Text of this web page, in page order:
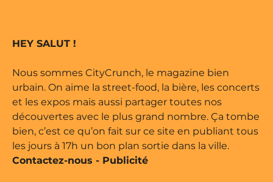
édité par Buena Onda Web •
HEY SALUT !
Nous sommes CityCrunch, le magazine bien
urbain. On aime la street-food, la bière, les concerts
et les expos mais aussi partager toutes nos
découvertes avec le plus grand nombre. Ça tombe
bien, c’est ce qu’on fait sur ce site en publiant tous
les jours à 17h un bon plan sortie dans la ville.
Contactez-nous - Publicité